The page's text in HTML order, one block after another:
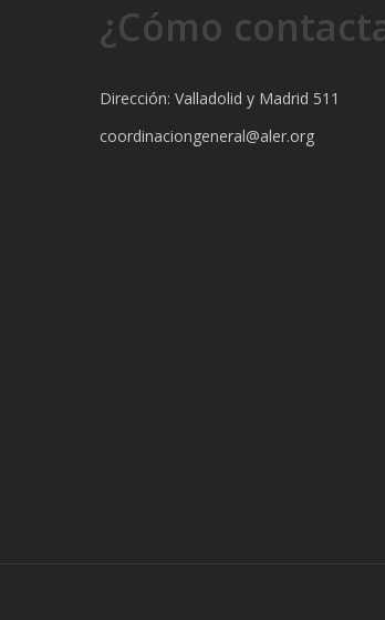
¿Cómo
Dirección: Valladolid y Madrid 511
coordinaciongeneral@aler.org